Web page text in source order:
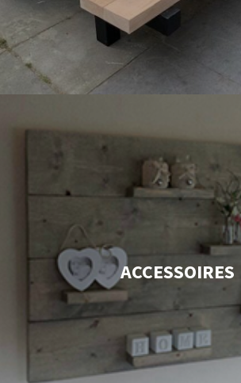
ACCESSOIRES